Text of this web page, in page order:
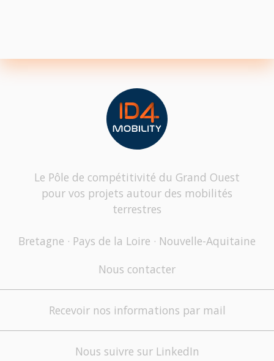
Le Pôle de compétitivité du Grand Ouest
pour vos projets autour des mobilités
terrestres
Bretagne · Pays de la Loire · Nouvelle-Aquitaine
Nous contacter
Recevoir nos informations par mail
Nous suivre sur LinkedIn